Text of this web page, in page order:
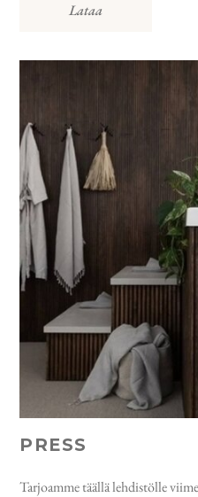
Lataa
PRESS
Tarjoamme täällä lehdistölle